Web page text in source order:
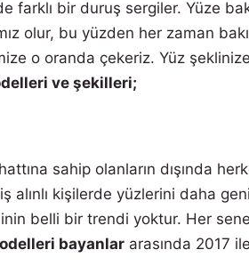
farklı bir duruş sergiler. Yüze
olur, bu yüzden her zaman
o oranda çekeriz. Yüz
ve şekilleri;
sahip olanların dışında
alınlı kişilerde yüzlerini daha
belli bir trendi yoktur. Her
bayanlar arasında 2017